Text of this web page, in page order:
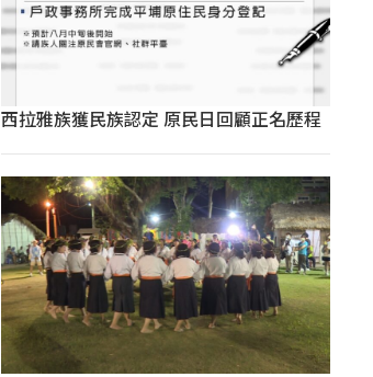
西拉雅族獲民族認定 原民日回顧正名歷程